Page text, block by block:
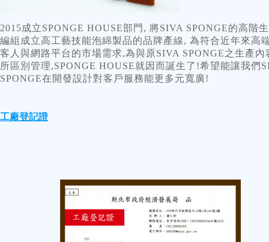
2015成立SPONGE HOUSE部門 , 將SIVA SPONGE的高階
編組成立高工藝技能泡綿製品的品牌產線, 為符合近年來高
客人與網路平台的市場需求,為與原SIVA SPONGE之生產內
所區別管理,SPONGE HOUSE就因而誕生了 !希望能讓我們
SPONGE在開發設計對客戶服務能更多元寬廣!
工廠登記證